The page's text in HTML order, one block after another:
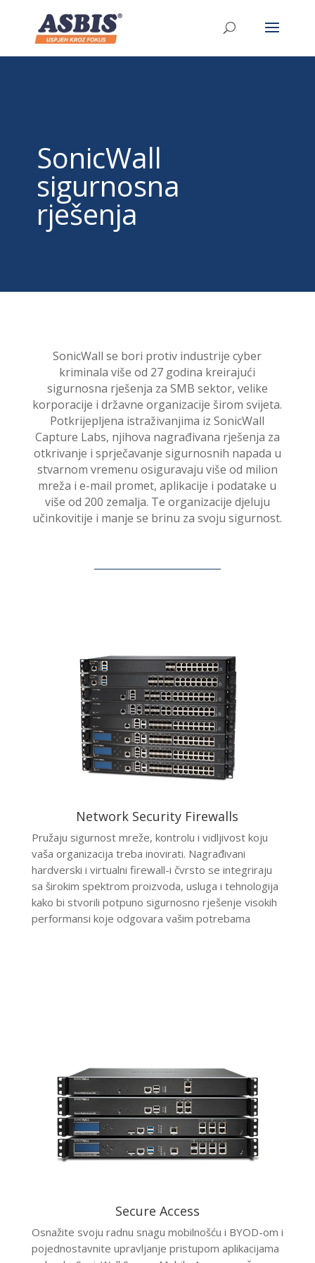
left:-955px; }
SonicWall
sigurnosna
rješenja
SonicWall se bori protiv industrije cyber
kriminala više od 27 godina kreirajući
sigurnosna rješenja za SMB sektor, velike
korporacije i državne organizacije širom svijeta.
Potkrijepljena istraživanjima iz SonicWall
Capture Labs, njihova nagrađivana rješenja za
otkrivanje i sprječavanje sigurnosnih napada u
stvarnom vremenu osiguravaju više od milion
mreža i e-mail promet, aplikacije i podatake u
više od 200 zemalja. Te organizacije djeluju
učinkovitije i manje se brinu za svoju sigurnost.
Network Security Firewalls
Pružaju sigurnost mreže, kontrolu i vidljivost koju
vaša organizacija treba inovirati. Nagrađivani
hardverski i virtualni firewall-i čvrsto se integriraju
sa širokim spektrom proizvoda, usluga i tehnologija
kako bi stvorili potpuno sigurnosno rješenje visokih
performansi koje odgovara vašim potrebama
Secure Access
Osnažite svoju radnu snagu mobilnošću i BYOD-om i
pojednostavnite upravljanje pristupom aplikacijama